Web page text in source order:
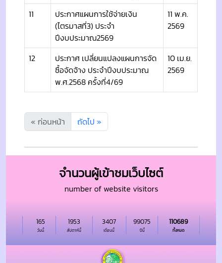
11
ประกาศแผนการใช้จ่ายเงิน
(ไตรมาสที่3) ประจำ
ปีงบประมาณ2569
11 พ.ค.
2569
12
ประกาศ เปลี่ยนแปลงแผนการจัด
ซื้อจัดจ้าง ประจำปีงบประมาณ
พ.ศ.2568 ครั้งที่4/69
10 เม.ย.
2569
« ก่อนหน้า ถัดไป »
จำนวนผู้เข้าชมเว็บไซต์
number of website visitors
วันนี้
165
สัปดาห์นี้
1953
เดือนนี้
3407
ปีนี้
99075
ทั้งหมด
110689